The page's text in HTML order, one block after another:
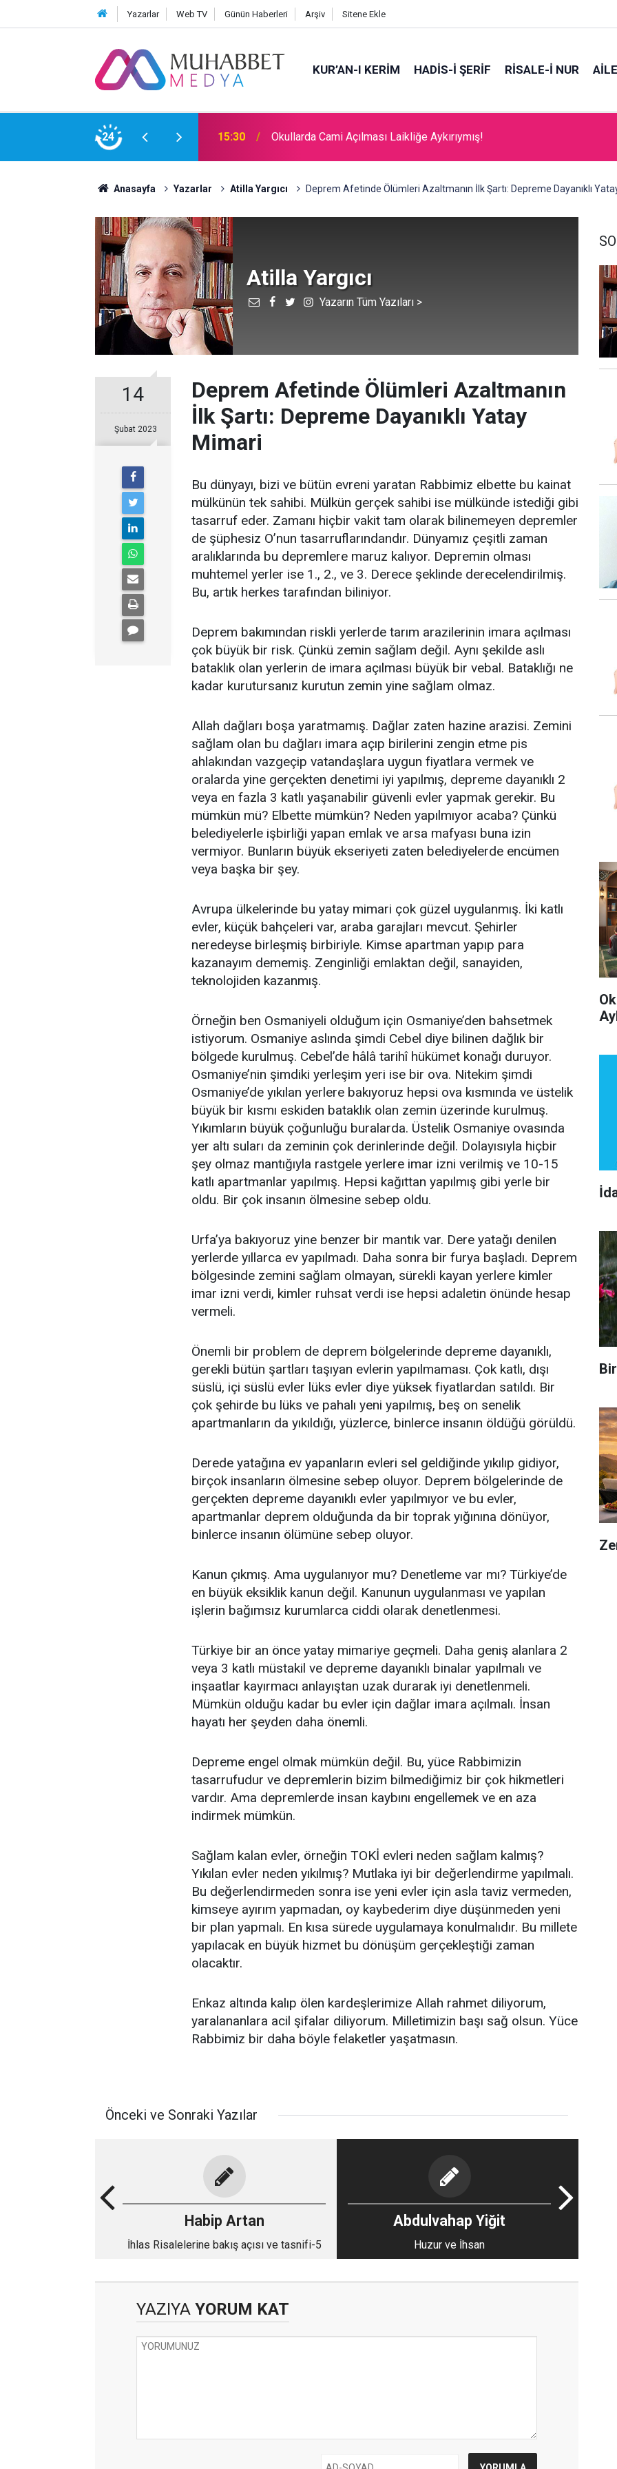
Yazarlar Web TV Günün Haberleri Arşiv Sitene Ekle
KUR’AN-I KERİM HADİS-İ ŞERİF RİSALE-İ NUR AİLE
24 09:00 İdare Etme Sanatı
Anasayfa Yazarlar Atilla Yargıcı Deprem Afetinde Ölümleri Azaltmanın İlk Şartı: Depreme Dayanıklı
Atilla Yargıcı
Yazarın Tüm Yazıları >
14
Şubat 2023
Deprem Afetinde Ölümleri Azaltmanın
İlk Şartı: Depreme Dayanıklı Yatay
Mimari
Bu dünyayı, bizi ve bütün evreni yaratan Rabbimiz elbette bu kainat
mülkünün tek sahibi. Mülkün gerçek sahibi ise mülkünde istediği gibi
tasarruf eder. Zamanı hiçbir vakit tam olarak bilinemeyen depremler
de şüphesiz O’nun tasarruflarındandır. Dünyamız çeşitli zaman
aralıklarında bu depremlere maruz kalıyor. Depremin olması
muhtemel yerler ise 1., 2., ve 3. Derece şeklinde derecelendirilmiş.
Bu, artık herkes tarafından biliniyor.
Deprem bakımından riskli yerlerde tarım arazilerinin imara açılması
çok büyük bir risk. Çünkü zemin sağlam değil. Aynı şekilde aslı
bataklık olan yerlerin de imara açılması büyük bir vebal. Bataklığı ne
kadar kurutursanız kurutun zemin yine sağlam olmaz.
Allah dağları boşa yaratmamış. Dağlar zaten hazine arazisi. Zemini
sağlam olan bu dağları imara açıp birilerini zengin etme pis
ahlakından vazgeçip vatandaşlara uygun fiyatlara vermek ve
oralarda yine gerçekten denetimi iyi yapılmış, depreme dayanıklı 2
veya en fazla 3 katlı yaşanabilir güvenli evler yapmak gerekir. Bu
mümkün mü? Elbette mümkün? Neden yapılmıyor acaba? Çünkü
belediyelerle işbirliği yapan emlak ve arsa mafyası buna izin
vermiyor. Bunların büyük ekseriyeti zaten belediyelerde encümen
veya başka bir şey.
Avrupa ülkelerinde bu yatay mimari çok güzel uygulanmış. İki katlı
evler, küçük bahçeleri var, araba garajları mevcut. Şehirler
neredeyse birleşmiş birbiriyle. Kimse apartman yapıp para
kazanayım dememiş. Zenginliği emlaktan değil, sanayiden,
teknolojiden kazanmış.
Örneğin ben Osmaniyeli olduğum için Osmaniye’den bahsetmek
istiyorum. Osmaniye aslında şimdi Cebel diye bilinen dağlık bir
bölgede kurulmuş. Cebel’de hâlâ tarihî hükümet konağı duruyor.
Osmaniye’nin şimdiki yerleşim yeri ise bir ova. Nitekim şimdi
Osmaniye’de yıkılan yerlere bakıyoruz hepsi ova kısmında ve üstelik
büyük bir kısmı eskiden bataklık olan zemin üzerinde kurulmuş.
Yıkımların büyük çoğunluğu buralarda. Üstelik Osmaniye ovasında
yer altı suları da zeminin çok derinlerinde değil. Dolayısıyla hiçbir
şey olmaz mantığıyla rastgele yerlere imar izni verilmiş ve 10-15
katlı apartmanlar yapılmış. Hepsi kağıttan yapılmış gibi yerle bir
oldu. Bir çok insanın ölmesine sebep oldu.
Urfa’ya bakıyoruz yine benzer bir mantık var. Dere yatağı denilen
yerlerde yıllarca ev yapılmadı. Daha sonra bir furya başladı. Deprem
bölgesinde zemini sağlam olmayan, sürekli kayan yerlere kimler
imar izni verdi, kimler ruhsat verdi ise hepsi adaletin önünde hesap
vermeli.
Önemli bir problem de deprem bölgelerinde depreme dayanıklı,
gerekli bütün şartları taşıyan evlerin yapılmaması. Çok katlı, dışı
süslü, içi süslü evler lüks evler diye yüksek fiyatlardan satıldı. Bir
çok şehirde bu lüks ve pahalı yeni yapılmış, beş on senelik
apartmanların da yıkıldığı, yüzlerce, binlerce insanın öldüğü görüldü.
Derede yatağına ev yapanların evleri sel geldiğinde yıkılıp gidiyor,
birçok insanların ölmesine sebep oluyor. Deprem bölgelerinde de
gerçekten depreme dayanıklı evler yapılmıyor ve bu evler,
apartmanlar deprem olduğunda da bir toprak yığınına dönüyor,
binlerce insanın ölümüne sebep oluyor.
Kanun çıkmış. Ama uygulanıyor mu? Denetleme var mı? Türkiye’de
en büyük eksiklik kanun değil. Kanunun uygulanması ve yapılan
işlerin bağımsız kurumlarca ciddi olarak denetlenmesi.
Türkiye bir an önce yatay mimariye geçmeli. Daha geniş alanlara 2
veya 3 katlı müstakil ve depreme dayanıklı binalar yapılmalı ve
inşaatlar kayırmacı anlayıştan uzak durarak iyi denetlenmeli.
Mümkün olduğu kadar bu evler için dağlar imara açılmalı. İnsan
hayatı her şeyden daha önemli.
Depreme engel olmak mümkün değil. Bu, yüce Rabbimizin
tasarrufudur ve depremlerin bizim bilmediğimiz bir çok hikmetleri
vardır. Ama depremlerde insan kaybını engellemek ve en aza
indirmek mümkün.
Sağlam kalan evler, örneğin TOKİ evleri neden sağlam kalmış?
Yıkılan evler neden yıkılmış? Mutlaka iyi bir değerlendirme yapılmalı.
Bu değerlendirmeden sonra ise yeni evler için asla taviz vermeden,
kimseye ayırım yapmadan, oy kaybederim diye düşünmeden yeni
bir plan yapmalı. En kısa sürede uygulamaya konulmalıdır. Bu millete
yapılacak en büyük hizmet bu dönüşüm gerçekleştiği zaman
olacaktır.
Enkaz altında kalıp ölen kardeşlerimize Allah rahmet diliyorum,
yaralananlara acil şifalar diliyorum. Milletimizin başı sağ olsun. Yüce
Rabbimiz bir daha böyle felaketler yaşatmasın.
Önceki ve Sonraki Yazılar
Habip Artan
İhlas Risalelerine bakış açısı ve tasnifi-5
Abdulvahap Yiğit
Huzur ve İhsan
YAZIYA YORUM KAT